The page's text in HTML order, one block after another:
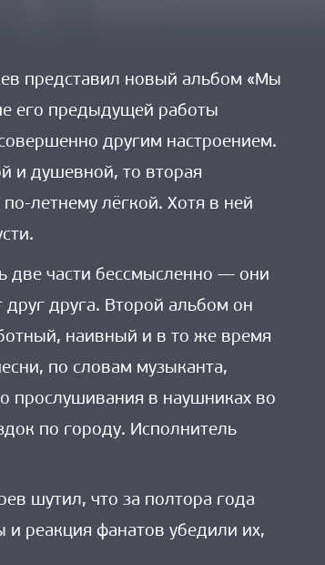
представил новый альбом «Мы
его предыдущей работы
другим настроением.
и душевной, то вторая
летнему лёгкой. Хотя в ней
две части бессмысленно — они
друга. Второй альбом он
наивный и в то же время
по словам музыканта,
прослушивания в наушниках во
по городу. Исполнитель
шутил, что за полтора года
и реакция фанатов убедили их,